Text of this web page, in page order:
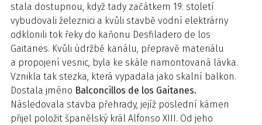
stala dostupnou, když tady začátkem 19. století
vybudovali železnici a kvůli stavbě vodní elektrárny
odklonili tok řeky do kaňonu Desfiladero de los
Gaitanes. Kvůli údržbě kanálu, přepravě materiálu
a propojení vesnic, byla ke skále namontovaná lávka.
Vznikla tak stezka, která vypadala jako skalní balkon.
Dostala jméno Balconcillos de los Gaitanes.
Následovala stavba přehrady, jejíž poslední kámen
přijel položit španělský král Alfonso XIII. Od jeho